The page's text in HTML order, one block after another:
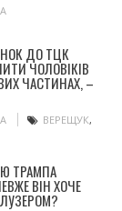
ДО ТЦК
ЧОЛОВІКІВ
ЧАСТИНАХ, –
ВЕРЕЩУК,
ТРАМПА
ВІН ХОЧЕ